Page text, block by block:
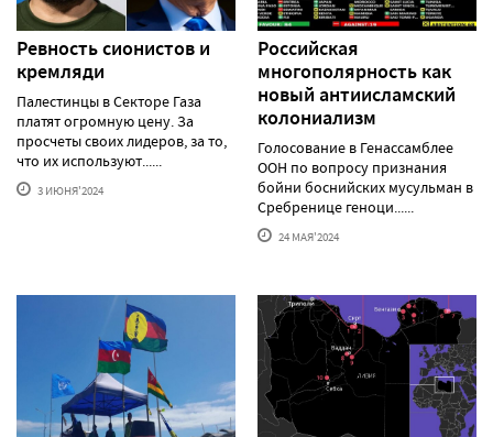
Ревность сионистов и
кремляди
Палестинцы в Секторе Газа
платят огромную цену. За
просчеты своих лидеров, за то,
что их используют......
3 ИЮНЯ'2024
Российская
многополярность как
новый антиисламский
колониализм
Голосование в Генассамблее
ООН по вопросу признания
бойни боснийских мусульман в
Сребренице геноци......
24 МАЯ'2024